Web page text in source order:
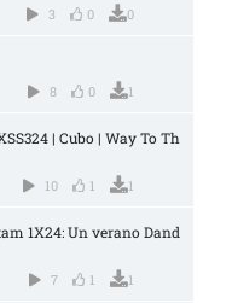
3 0 0
8 0 1
| Cubo | Way To Th
10 1 1
1X24: Un verano Dand
7 1 1